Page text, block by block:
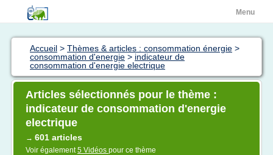
Menu
Accueil > Thèmes & articles : consommation énergie >
consommation d'energie > indicateur de
consommation d'energie electrique
Articles sélectionnés pour le thème :
indicateur de consommation d'energie
electrique
→ 601 articles
Voir également5 Vidéos pour ce thème